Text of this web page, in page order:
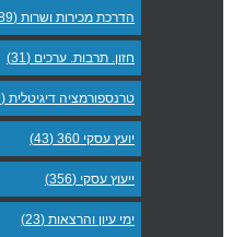
הדרכת מכירות ושרות (289)
חזון. תרבות. ערכים (31)
טרנספורמציה דיגיטלית (149)
יועץ עסקי 360 (43)
ייעוץ עסקי (356)
ימי עיון והרצאות (23)